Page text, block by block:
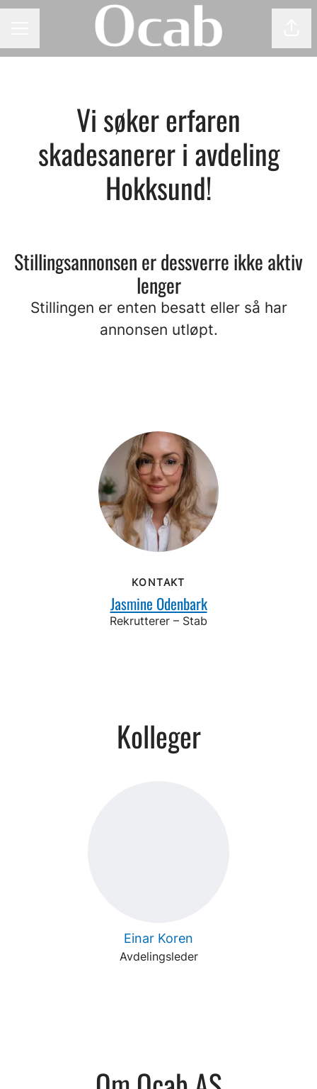
Vi søker erfaren
skadesanerer i avdeling
Hokksund!
Stillingsannonsen er dessverre ikke aktiv
lenger
Stillingen er enten besatt eller så har
annonsen utløpt.
KONTAKT
Jasmine Odenbark
Rekrutterer – Stab
Kolleger
Einar Koren
Avdelingsleder